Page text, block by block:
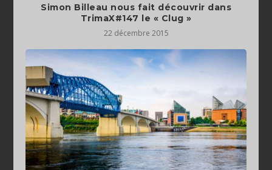
Simon Billeau nous fait découvrir dans
TrimaX#147 le « Clug »
22 décembre 2015